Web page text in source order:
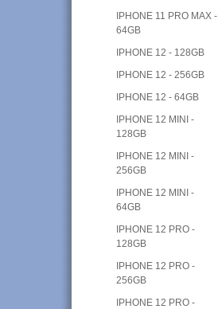
IPHONE 11 PRO MAX -
64GB
IPHONE 12 - 128GB
IPHONE 12 - 256GB
IPHONE 12 - 64GB
IPHONE 12 MINI -
128GB
IPHONE 12 MINI -
256GB
IPHONE 12 MINI -
64GB
IPHONE 12 PRO -
128GB
IPHONE 12 PRO -
256GB
IPHONE 12 PRO -